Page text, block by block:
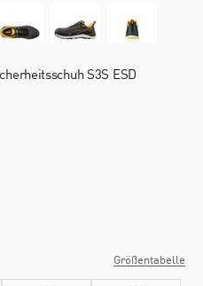
S3S ESD
Größentabelle